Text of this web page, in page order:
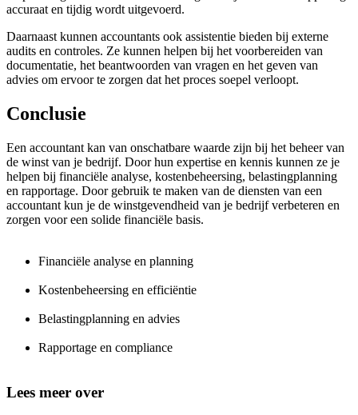
accuraat en tijdig wordt uitgevoerd.
Daarnaast kunnen accountants ook assistentie bieden bij externe
audits en controles. Ze kunnen helpen bij het voorbereiden van
documentatie, het beantwoorden van vragen en het geven van
advies om ervoor te zorgen dat het proces soepel verloopt.
Conclusie
Een accountant kan van onschatbare waarde zijn bij het beheer van
de winst van je bedrijf. Door hun expertise en kennis kunnen ze je
helpen bij financiële analyse, kostenbeheersing, belastingplanning
en rapportage. Door gebruik te maken van de diensten van een
accountant kun je de winstgevendheid van je bedrijf verbeteren en
zorgen voor een solide financiële basis.
Financiële analyse en planning
Kostenbeheersing en efficiëntie
Belastingplanning en advies
Rapportage en compliance
Lees meer over